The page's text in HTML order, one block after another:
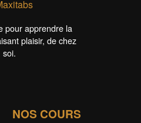
pour apprendre la
plaisir, de chez
soi.
NOS COURS